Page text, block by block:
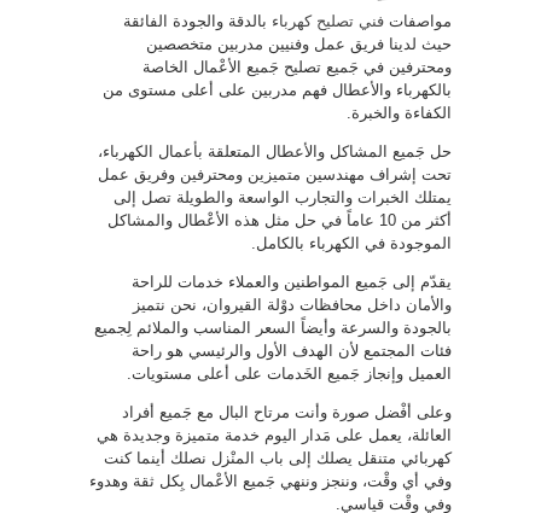
مواصفات فني تصليح كهرباء بالدقة والجودة الفائقة
حيث لدينا فريق عمل وفنيين مدربين متخصصين
ومحترفين في جَميع تصليح جَميع الأعْمال الخاصة
بالكهرباء والأعطال فهم مدربين على أعلى مستوى من
الكفاءة والخبرة.
حل جَميع المشاكل والأعطال المتعلقة بأعمال الكهرباء،
تحت إشراف مهندسين متميزين ومحترفين وفريق عمل
يمتلك الخبرات والتجارب الواسعة والطويلة تصل إلى
أكثر من 10 عاماً في حل مثل هذه الأعْطال والمشاكل
الموجودة في الكهرباء بالكامل.
يقدّم إلى جَميع المواطنين والعملاء خدمات للراحة
والأمان داخل محافظات دوْلة القيروان، نحن نتميز
بالجودة والسرعة وأيضاً السعر المناسب والملائم لِجميع
فئات المجتمع لأن الهدف الأول والرئيسي هو راحة
العميل وإنجاز جَميع الخَدمات على أعلى مستويات.
وعلى أفْضل صورة وأنت مرتاح البال مع جَميع أفراد
العائلة، يعمل على مَدار اليوم خدمة متميزة وجديدة هي
كهربائي متنقل يصلك إلى باب المنْزل نصلك أينما كنت
وفي أي وقْت، وننجز وننهي جَميع الأعْمال بِكل ثقة وهدوء
وفي وقْت قياسي.